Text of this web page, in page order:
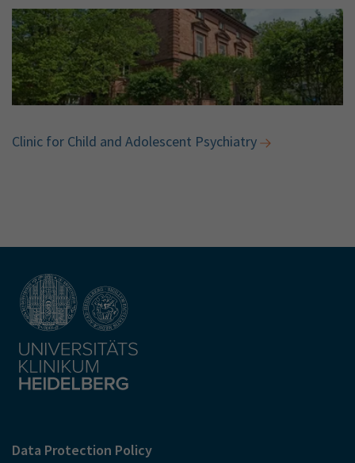
Clinic for Child and Adolescent Psychiatry
Data Protection Policy